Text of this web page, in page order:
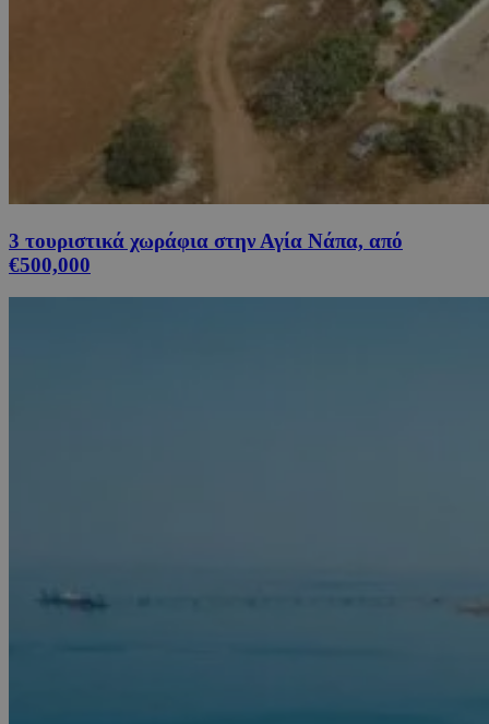
3 τουριστικά χωράφια στην Αγία Νάπα, από
€500,000